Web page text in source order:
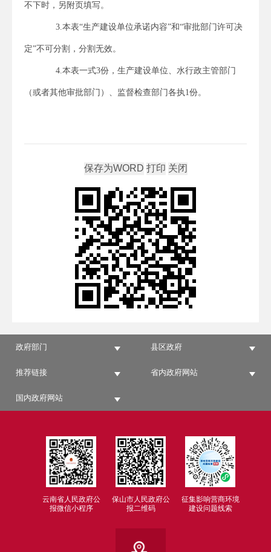
不下时，另附页填写。
3.本表“生产建设单位承诺内容”和“审批部门许可决
定”不可分割，分割无效。
4.本表一式3份，生产建设单位、水行政主管部门
（或者其他审批部门）、监督检查部门各执1份。
政府部门 县区政府
推荐链接 省内政府网站
国内政府网站
云南省人民政府公
报微信小程序
保山市人民政府公
报二维码
征集影响营商环境
建设问题线索